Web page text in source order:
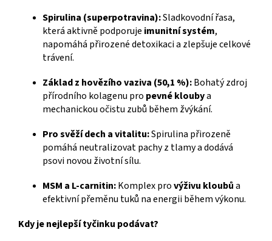
Spirulina (superpotravina):Sladkovodní řasa,
která aktivně podporuje imunitní systém,
napomáhá přirozené detoxikaci a zlepšuje celkové
trávení.
Základ z hovězího vaziva (50,1 %):Bohatý zdroj
přírodního kolagenu pro pevné kloubya
mechanickou očistu zubů během žvýkání.
Pro svěží dech a vitalitu:Spirulina přirozeně
pomáhá neutralizovat pachy z tlamy a dodává
psovi novou životní sílu.
MSM a L-carnitin:Komplex provýživu kloubůa
efektivní přeměnu tuků na energii během výkonu.
Kdy je nejlepší tyčinku podávat?